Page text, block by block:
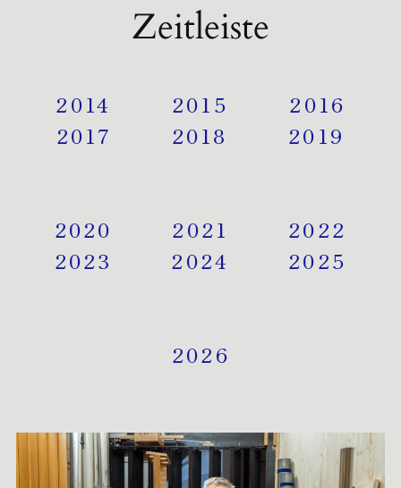
Zeitleiste
2014 2015
2016
2017
2018 2019
2020 2021
2022
2023
2024 2025
2026